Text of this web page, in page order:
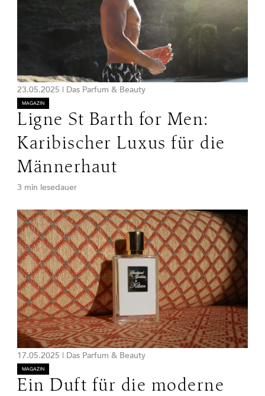
23.05.2025 | Das Parfum & Beauty
MAGAZIN
Ligne St Barth for Men:
Karibischer Luxus für die
Männerhaut
3 min lesedauer
17.05.2025 | Das Parfum & Beauty
MAGAZIN
Ein Duft für die moderne